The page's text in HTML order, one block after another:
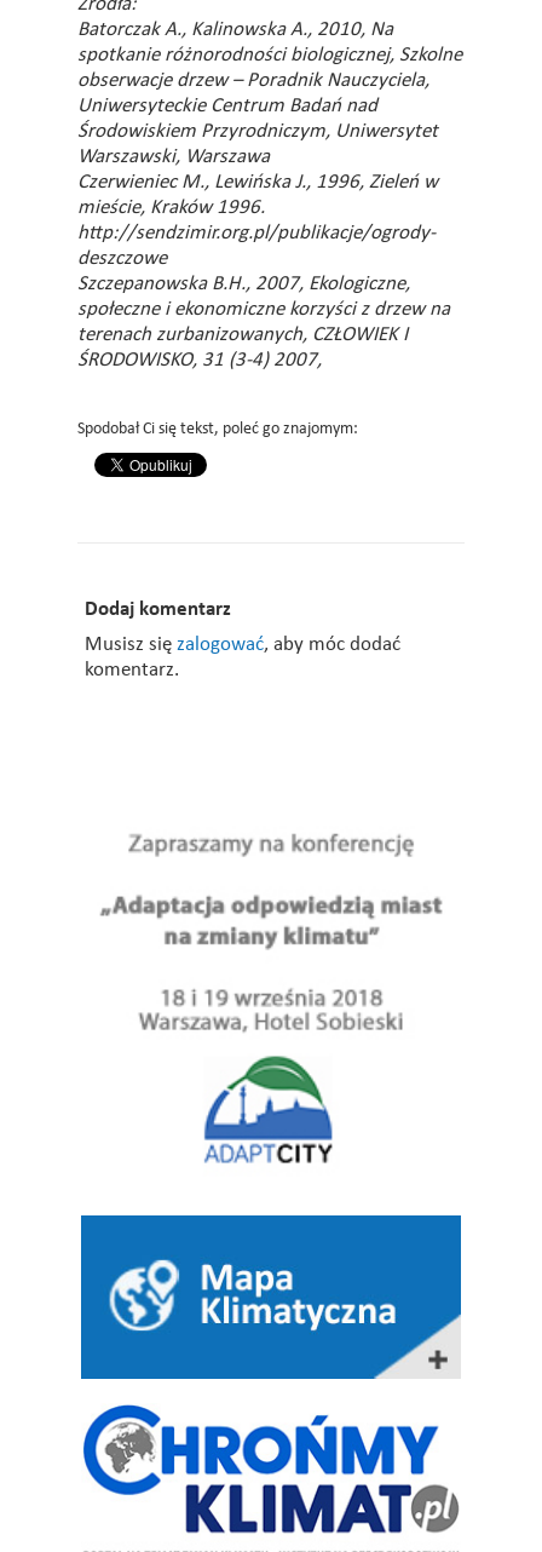
Batorczak A., Kalinowska A., 2010, Na
spotkanie różnorodności biologicznej, Szkolne
obserwacje drzew – Poradnik Nauczyciela,
Uniwersyteckie Centrum Badań nad
Środowiskiem Przyrodniczym, Uniwersytet
Warszawski, Warszawa
Czerwieniec M., Lewińska J., 1996, Zieleń w
mieście, Kraków 1996.
http://sendzimir.org.pl/publikacje/ogrody-
deszczowe
Szczepanowska B.H., 2007, Ekologiczne,
społeczne i ekonomiczne korzyści z drzew na
terenach zurbanizowanych, CZŁOWIEK I
ŚRODOWISKO, 31 (3-4) 2007,
Spodobał Ci się tekst, poleć go znajomym:
Dodaj komentarz
Musisz się zalogować, aby móc dodać
komentarz.